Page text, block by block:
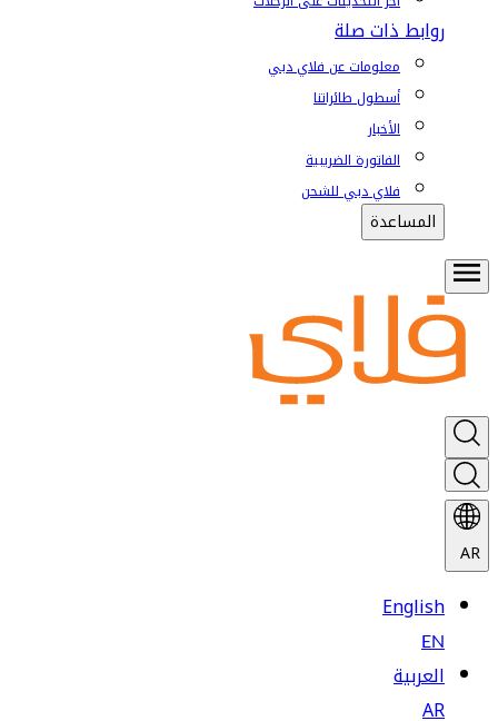
روابط ذات صلة
معلومات عن فلاي دبي
أسطول طائراتنا
الأخبار
الفاتورة الضريبية
فلاي دبي للشحن
المساعدة
AR
English
EN
العربية
AR